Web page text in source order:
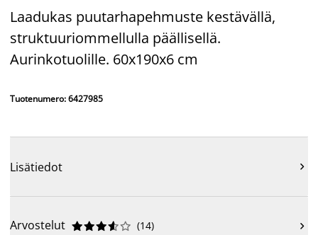
Laadukas puutarhapehmuste kestävällä,
struktuuriommellulla päällisellä.
Aurinkotuolille. 60x190x6 cm
Tuotenumero: 6427985
Lisätiedot 
Arvostelut 




 (14) 